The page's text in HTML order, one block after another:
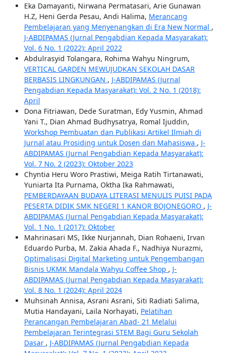
Eka Damayanti, Nirwana Permatasari, Arie Gunawan
H.Z, Heni Gerda Pesau, Andi Halima, Merancang
Pembelajaran yang Menyenangkan di Era New Normal ,
J-ABDIPAMAS (Jurnal Pengabdian Kepada Masyarakat):
Vol. 6 No. 1 (2022): April 2022
Abdulrasyid Tolangara, Rohima Wahyu Ningrum,
VERTICAL GARDEN MEWUJUDKAN SEKOLAH DASAR
BERBASIS LINGKUNGAN , J-ABDIPAMAS (Jurnal
Pengabdian Kepada Masyarakat): Vol. 2 No. 1 (2018):
April
Dona Fitriawan, Dede Suratman, Edy Yusmin, Ahmad
Yani T., Dian Ahmad Budhysatrya, Romal Ijuddin,
Workshop Pembuatan dan Publikasi Artikel Ilmiah di
Jurnal atau Prosiding untuk Dosen dan Mahasiswa , J-
ABDIPAMAS (Jurnal Pengabdian Kepada Masyarakat):
Vol. 7 No. 2 (2023): Oktober 2023
Chyntia Heru Woro Prastiwi, Meiga Ratih Tirtanawati,
Yuniarta Ita Purnama, Oktha Ika Rahmawati,
PEMBERDAYAAN BUDAYA LITERASI MENULIS PUISI PADA
PESERTA DIDIK SMK NEGERI 1 KANOR BOJONEGORO , J-
ABDIPAMAS (Jurnal Pengabdian Kepada Masyarakat):
Vol. 1 No. 1 (2017): Oktober
Mahrinasari MS, Ikke Nurjannah, Dian Rohaeni, Irvan
Eduardo Purba, M. Zakia Ahada F., Nadhiya Nurazmi,
Optimalisasi Digital Marketing untuk Pengembangan
Bisnis UKMK Mandala Wahyu Coffee Shop , J-
ABDIPAMAS (Jurnal Pengabdian Kepada Masyarakat):
Vol. 8 No. 1 (2024): April 2024
Muhsinah Annisa, Asrani Asrani, Siti Radiati Salima,
Mutia Handayani, Laila Norhayati, Pelatihan
Perancangan Pembelajaran Abad- 21 Melalui
Pembelajaran Terintegrasi STEM Bagi Guru Sekolah
Dasar , J-ABDIPAMAS (Jurnal Pengabdian Kepada